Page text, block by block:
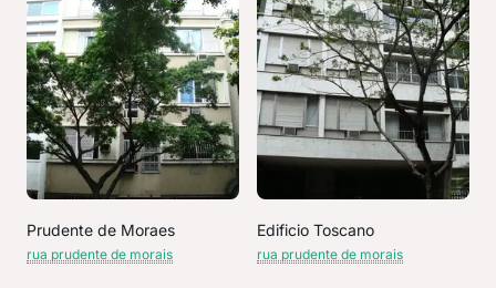
Prudente de Moraes
rua prudente de morais
Edificio Toscano
rua prudente de morais